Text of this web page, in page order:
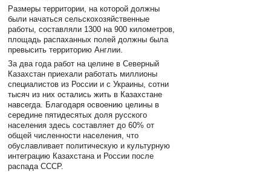
Размеры территории, на которой должны
были начаться сельскохозяйственные
работы, составляли 1300 на 900 километров,
площадь распаханных полей должны была
превысить территорию Англии.
За два года работ на целине в Северный
Казахстан приехали работать миллионы
специалистов из России и с Украины, сотни
тысяч из них остались жить в Казахстане
навсегда. Благодаря освоению целины в
середине пятидесятых доля русского
населения здесь составляет до 60% от
общей численности населения, что
обуславливает политическую и культурную
интеграцию Казахстана и России после
распада СССР.